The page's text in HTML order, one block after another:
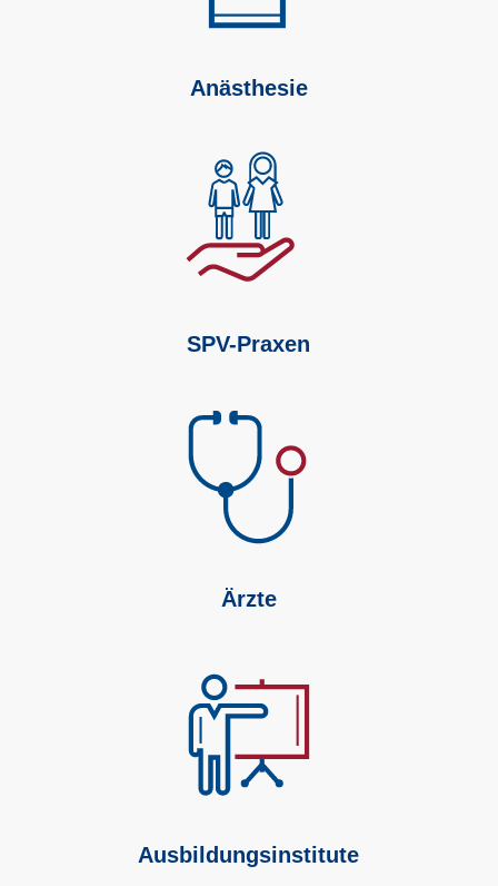
Anästhesie
SPV-Praxen
Ärzte
Ausbildungs­institute